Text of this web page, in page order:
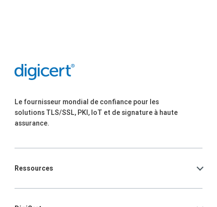
Le fournisseur mondial de confiance pour les
solutions TLS/SSL, PKI, IoT et de signature à haute
assurance.
Ressources